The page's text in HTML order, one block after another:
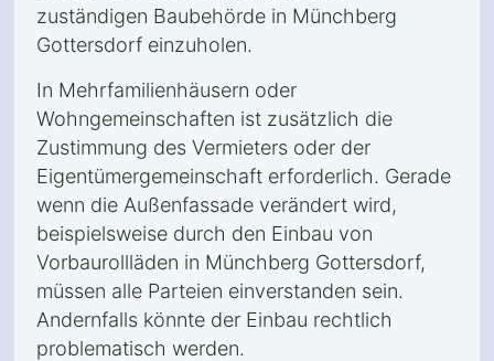
zuständigen Baubehörde in Münchberg
Gottersdorf einzuholen.
In Mehrfamilienhäusern oder
Wohngemeinschaften ist zusätzlich die
Zustimmung des Vermieters oder der
Eigentümergemeinschaft erforderlich. Gerade
wenn die Außenfassade verändert wird,
beispielsweise durch den Einbau von
Vorbaurollläden in Münchberg Gottersdorf,
müssen alle Parteien einverstanden sein.
Andernfalls könnte der Einbau rechtlich
problematisch werden.